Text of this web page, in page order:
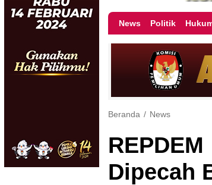
News Politik
Beranda News
Dipecah